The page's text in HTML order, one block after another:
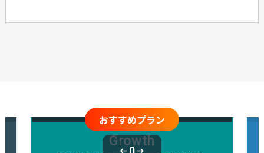
おすすめプラン
Growth